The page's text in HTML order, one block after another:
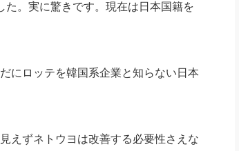
た。実に驚きです。現在は日本国籍を
にロッテを韓国系企業と知らない日本
えずネトウヨは改善する必要性さえな